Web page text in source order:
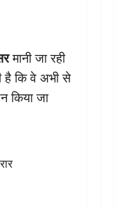
मानी जा रही
है कि वे अभी से
किया जा